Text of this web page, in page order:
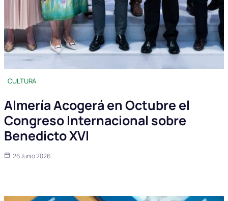
CULTURA
Almería Acogerá en Octubre el
Congreso Internacional sobre
Benedicto XVI
26 Junio 2026